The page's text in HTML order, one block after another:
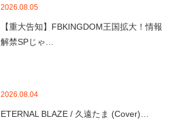
2026.08.05
【重大告知】FBKINGDOM王国拡大！情報
解禁SPじゃ…
2026.08.04
ETERNAL BLAZE / 久遠たま (Cover)…